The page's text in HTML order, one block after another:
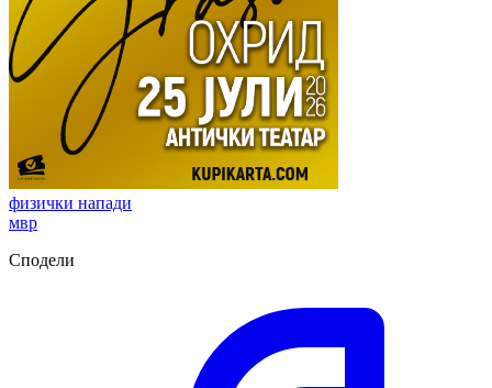
физички напади
мвр
Сподели